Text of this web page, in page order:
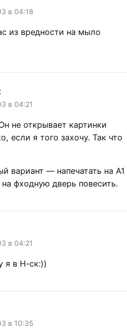
в 04:18
из вредности на мыло
:
в 04:21
не открывает картинки
если я того захочу. Так что
вариант — напечатать на А1
фходную дверь повесить.
в 04:21
я в Н-ск:))
в 10:35